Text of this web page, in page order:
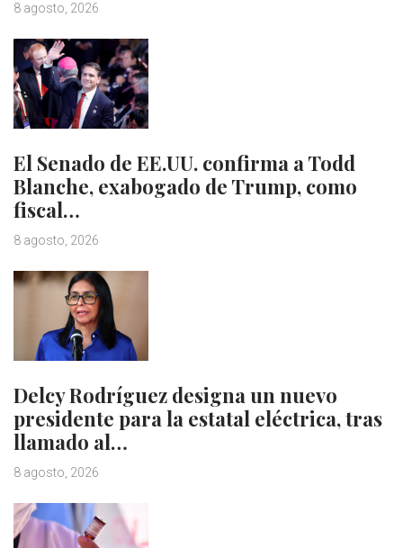
8 agosto, 2026
El Senado de EE.UU. confirma a Todd
Blanche, exabogado de Trump, como
fiscal…
8 agosto, 2026
Delcy Rodríguez designa un nuevo
presidente para la estatal eléctrica, tras
llamado al…
8 agosto, 2026